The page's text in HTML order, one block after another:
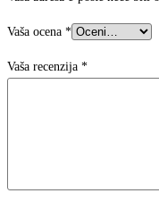
Vaša ocena *
Vaša recenzija *